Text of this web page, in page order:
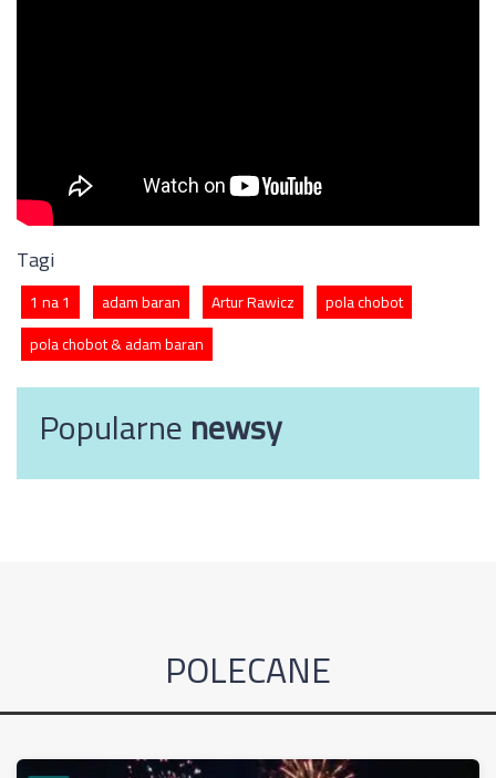
Tagi
1 na 1 adam baran Artur Rawicz
pola chobot
pola chobot & adam baran
Popularnenewsy
POLECANE